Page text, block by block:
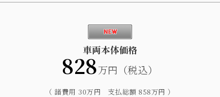
車両本体価格
828万円（税込）
（ 諸費用 30万円 支払総額 858万円 ）